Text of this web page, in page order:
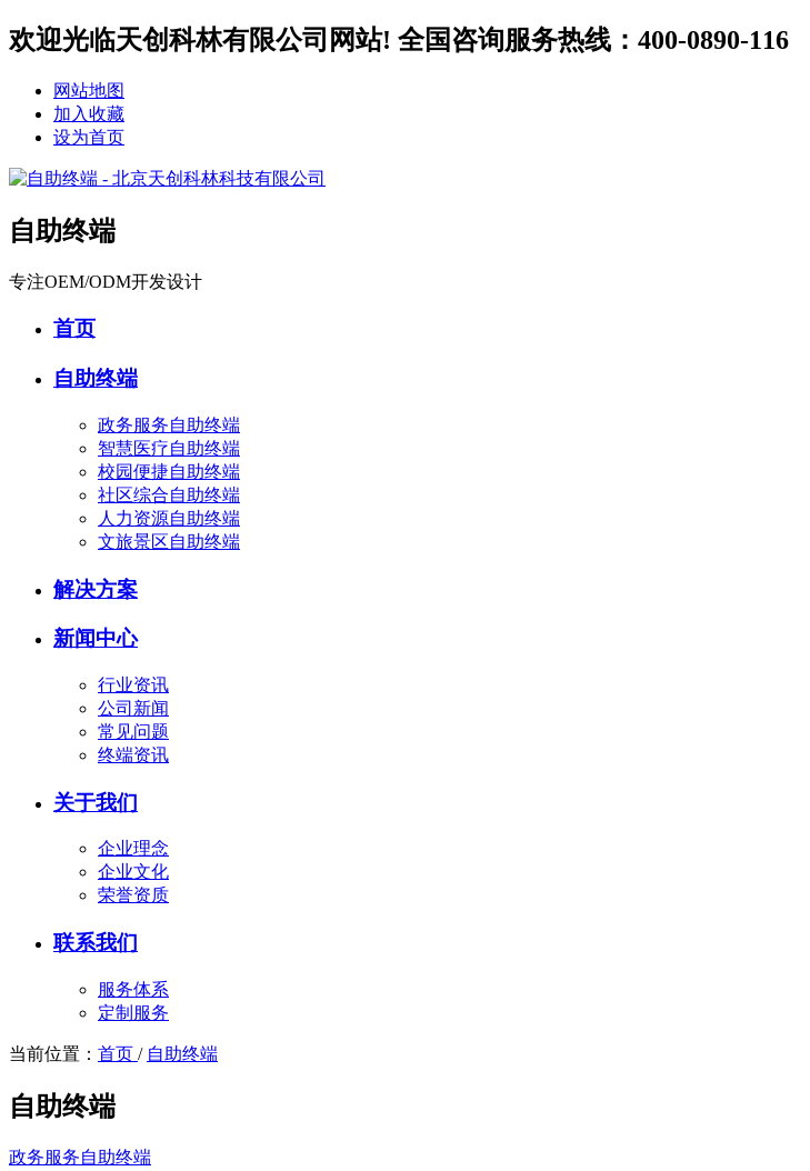
欢迎光临天创科林有限公司网站! 全国咨询服务热线：400-0890-116
网站地图
加入收藏
设为首页
自助终端
专注OEM/ODM开发设计
首页
自助终端
政务服务自助终端
智慧医疗自助终端
校园便捷自助终端
社区综合自助终端
人力资源自助终端
文旅景区自助终端
解决方案
新闻中心
行业资讯
公司新闻
常见问题
终端资讯
关于我们
企业理念
企业文化
荣誉资质
联系我们
服务体系
定制服务
当前位置： 首页 / 自助终端
自助终端
政务服务自助终端